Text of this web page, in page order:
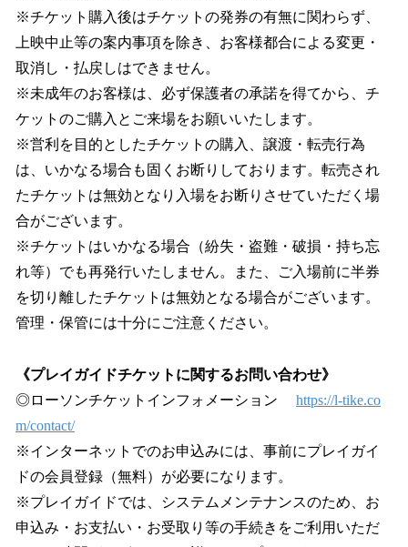
※チケット購入後はチケットの発券の有無に関わらず、
上映中止等の案内事項を除き、お客様都合による変更・
取消し・払戻しはできません。
※未成年のお客様は、必ず保護者の承諾を得てから、チ
ケットのご購入とご来場をお願いいたします。
※営利を目的としたチケットの購入、譲渡・転売行為
は、いかなる場合も固くお断りしております。転売され
たチケットは無効となり入場をお断りさせていただく場
合がございます。
※チケットはいかなる場合（紛失・盗難・破損・持ち忘
れ等）でも再発行いたしません。また、ご入場前に半券
を切り離したチケットは無効となる場合がございます。
管理・保管には十分にご注意ください。
《プレイガイドチケットに関するお問い合わせ》
◎ローソンチケットインフォメーション https://l-tike.co
m/contact/
※インターネットでのお申込みには、事前にプレイガイ
ドの会員登録（無料）が必要になります。
※プレイガイドでは、システムメンテナンスのため、お
申込み・お支払い・お受取り等の手続きをご利用いただ